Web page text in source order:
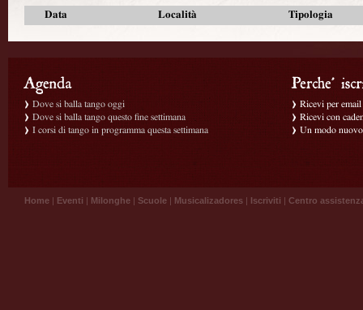
Data Località Tipologia
Dove si balla tango oggi
Dove si balla tango questo fine settimana
I corsi di tango in programma questa settimana
Ricevi per
Ricevi con
Un modo
Home | Eventi | Milonghe | Scuole | Musicalizadores | Iscriviti | Centro